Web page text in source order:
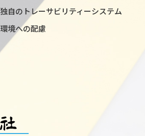
独自のトレーサビリティーシステム
環境への配慮